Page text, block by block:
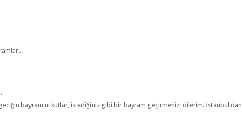
bayramını kutlar, istediğiniz gibi bir bayram geçirmenizi dilerim. İstanbul'dan